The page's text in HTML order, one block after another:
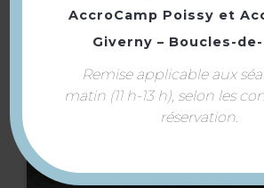
Mantes-la-Jolie
AccroCamp Poissy et
Giverny – Boucles-
Remise applicable aux
matin (11 h-13 h), selon les
réservation.